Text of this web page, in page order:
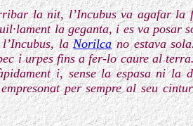
la nit, l’Incubus va agafar la
la geganta, i es va posar
l’Incubus, laNorilcano estava
i urpes fins a fer-lo caure al
i, sense la espasa ni la
per sempre al seu